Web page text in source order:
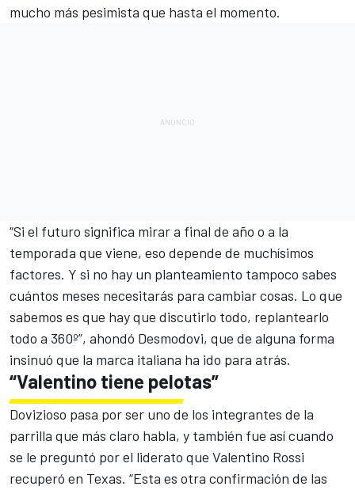
mucho más pesimista que hasta el momento.
“Si el futuro significa mirar a final de año o a la
temporada que viene, eso depende de muchísimos
factores. Y si no hay un planteamiento tampoco sabes
cuántos meses necesitarás para cambiar cosas. Lo que
sabemos es que hay que discutirlo todo, replantearlo
todo a 360º”, ahondó Desmodovi, que de alguna forma
insinuó que la marca italiana ha ido para atrás.
“Valentino tiene pelotas”
Dovizioso pasa por ser uno de los integrantes de la
parrilla que más claro habla, y también fue así cuando
se le preguntó por el liderato que Valentino Rossi
recuperó en Texas. “Esta es otra confirmación de las